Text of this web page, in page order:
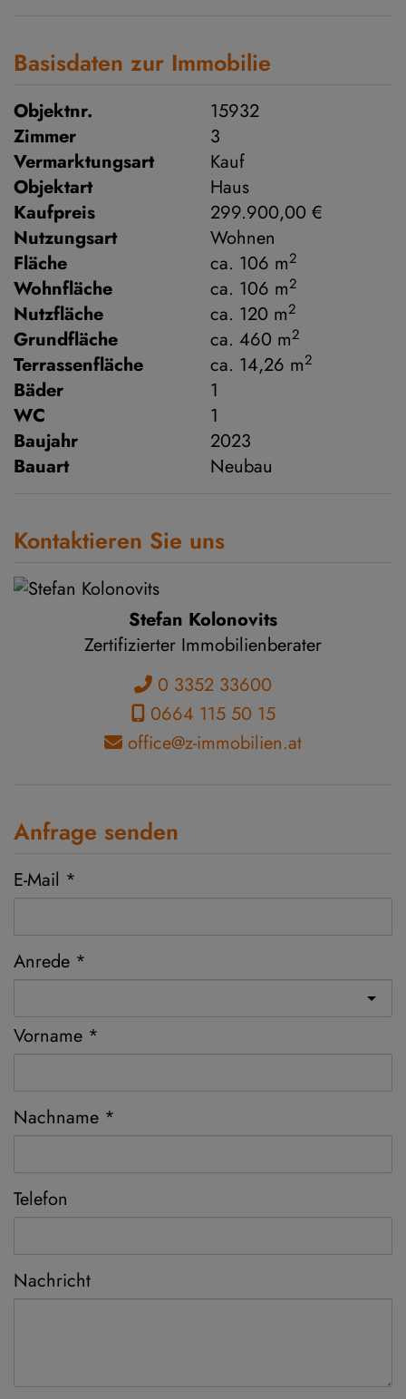
Basisdaten zur Immobilie
Objektnr.
15932
Zimmer
3
Vermarktungsart
Kauf
Objektart
Haus
Kaufpreis
299.900,00 €
Nutzungsart
Wohnen
Fläche
ca. 106 m2
Wohnfläche ca. 106 m2
Nutzfläche ca. 120 m2
Grundfläche ca. 460 m2
Terrassenfläche ca. 14,26 m2
Bäder
1
WC
1
Baujahr
2023
Bauart
Neubau
Kontaktieren Sie uns
Stefan Kolonovits
Zertifizierter Immobilienberater
0 3352 33600
0664 115 50 15
office@z-immobilien.at
Anfrage senden
E-Mail
Anrede
Vorname
Nachname
Telefon
Nachricht